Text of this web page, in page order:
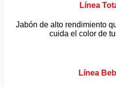
Línea
Jabón de alto rendimiento
cuida el color de
Línea